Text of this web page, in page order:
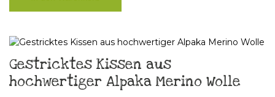
Gestricktes Kissen aus
hochwertiger Alpaka Merino Wolle